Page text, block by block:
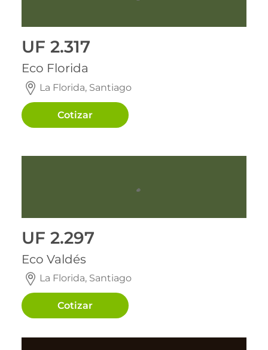
UF 2.317
Eco Florida
La Florida, Santiago
Cotizar
UF 2.297
Eco Valdés
La Florida, Santiago
Cotizar